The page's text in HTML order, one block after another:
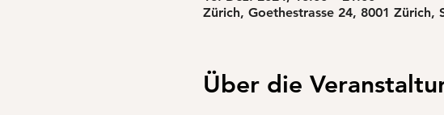
Zürich, Goethestrasse 24, 8001 Zürich,
Über die